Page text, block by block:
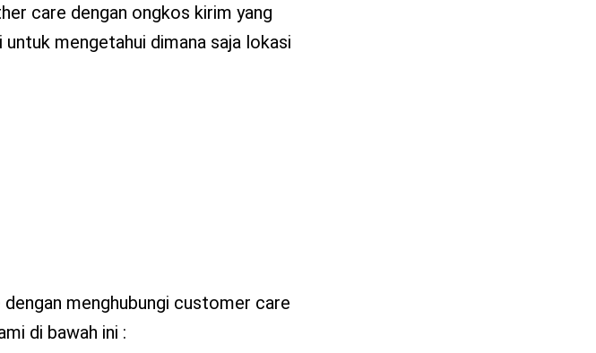
care dengan ongkos kirim yang
mengetahui dimana saja lokasi
menghubungi customer care
di bawah ini :